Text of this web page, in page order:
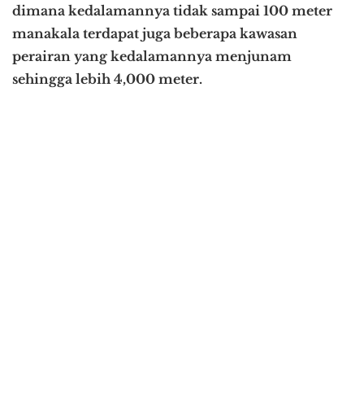
dimana kedalamannya tidak sampai 100 meter
manakala terdapat juga beberapa kawasan
perairan yang kedalamannya menjunam
sehingga lebih 4,000 meter.